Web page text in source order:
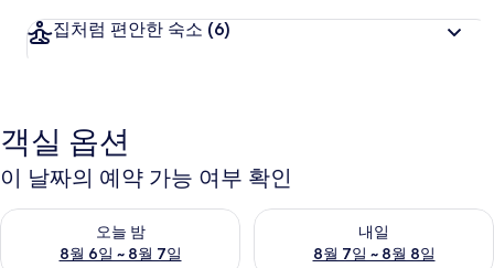
집처럼 편안한 숙소 (6)
객실 옵션
이 날짜의 예약 가능 여부 확인
오늘 밤
8월 6일 ~ 8월 7일
오늘 밤 예약 가능 여부 확인, 8월 6일 ~ 8월 7일
내일
8월 7일 ~ 8월 8일
내일 예약 가능 여부 확인, 8월